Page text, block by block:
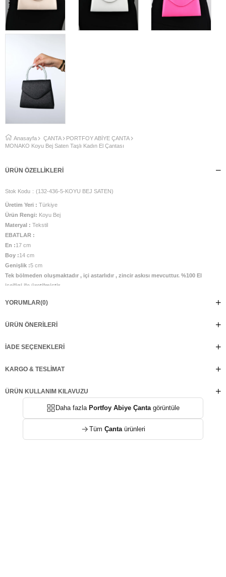
Anasayfa ÇANTA
PORTFOY ABİYE ÇANTA
MONAKO Koyu Bej Saten Taşlı Kadın El Çantası
ÜRÜN ÖZELLIKLERI
Stok Kodu (132-436-5-KOYU BEJ SATEN)
Üretim Yeri : Türkiye
Ürün Rengi: Koyu Bej
Materyal : Tekstil
EBATLAR :
En :17 cm
Boy :14 cm
Genişlik :5 cm
Tek bölmeden oluşmaktadır , içi astarlıdır , zincir askısı mevcuttur. %100 El
isçiligi ile üretilmistir.
YORUMLAR(0)
ÜRÜN ÖNERILERI
İADE SEÇENEKLERI
KARGO & TESLIMAT
ÜRÜN KULLANIM KILAVUZU
Daha fazla Portfoy Abiye Çantagörüntüle
TümÇantaürünleri